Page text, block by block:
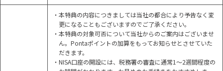
・本特典の内容につきましては当社の都合により予告なく変
更になることもございますのでご了承ください。
・本特典の対象可否について当社からのご案内はございませ
ん。Pontaポイントの加算をもってお知らせとさせていた
だきます。
・NISA口座の開設には、税務署の審査に通常1～2週間程度の